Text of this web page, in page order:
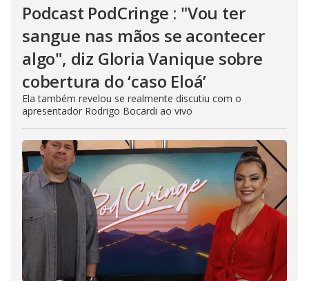
Podcast PodCringe : "Vou ter
sangue nas mãos se acontecer
algo", diz Gloria Vanique sobre
cobertura do ‘caso Eloá’
Ela também revelou se realmente discutiu com o
apresentador Rodrigo Bocardi ao vivo